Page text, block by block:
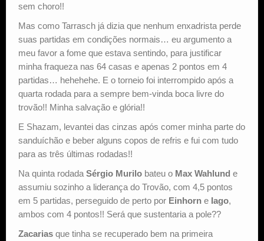
sem choro!!
Mas como Tarrasch já dizia que nenhum enxadrista perde
suas partidas em condições normais… eu argumento a
meu favor a fome que estava sentindo, para justificar
minha fraqueza nas 64 casas e apenas 2 pontos em 4
partidas… hehehehe. E o torneio foi interrompido após a
quarta rodada para a sempre bem-vinda boca livre do
trovão!! Minha salvação e glória!!
E Shazam, levantei das cinzas após comer minha parte do
sanduíchão e beber alguns copos de refris e fui com tudo
para as três últimas rodadas!!
Na quinta rodada Sérgio Murilo bateu o Max Wahlund e
assumiu sozinho a liderança do Trovão, com 4,5 pontos
em 5 partidas, perseguido de perto por Einhorn e Iago,
ambos com 4 pontos!! Será que sustentaria a pole??
Zacarias que tinha se recuperado bem na primeira